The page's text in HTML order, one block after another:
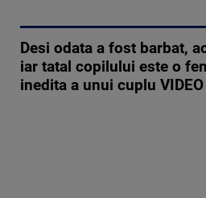
Desi odata a fost barbat,
iar tatal copilului este o
inedita a unui cuplu VIDEO